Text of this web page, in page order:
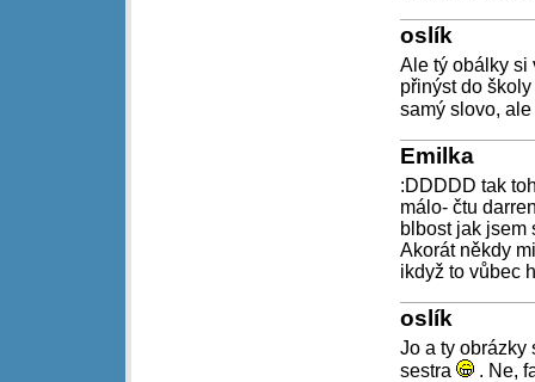
oslík
Ale tý obálky si
přinýst do
samý slovo,
Emilka
:DDDDD tak
málo- čtu
blbost jak jsem
Akorát někdy
ikdyž to vůbec
oslík
Jo a ty obrázky
sestra
. Ne,